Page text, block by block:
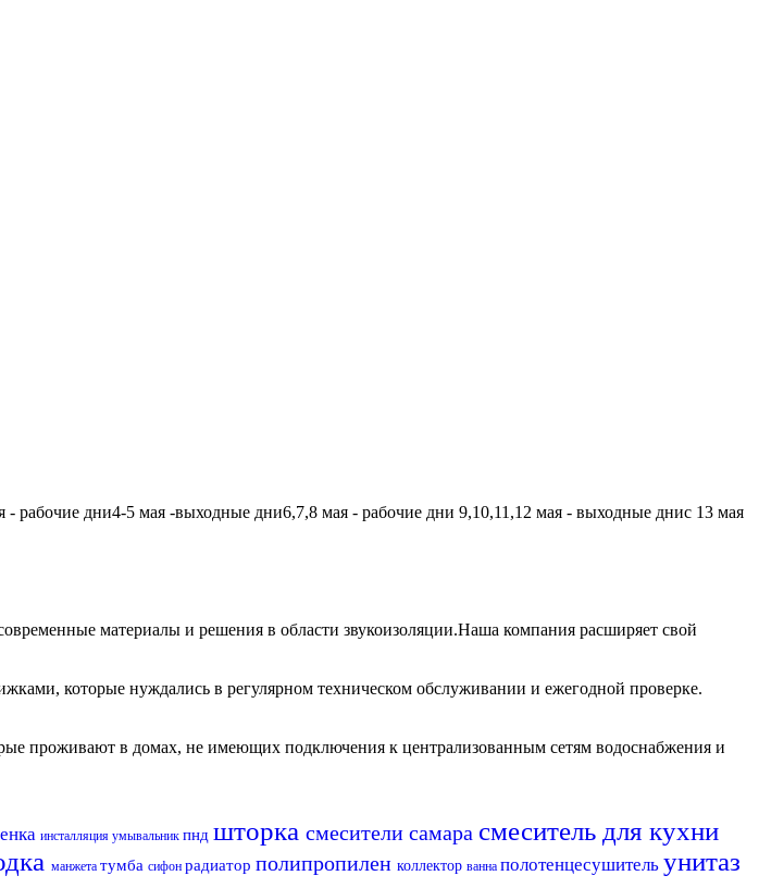
дни4-5 мая -выходные дни6,7,8 мая - рабочие дни 9,10,11,12 мая - выходные днис 13 мая
материалы и решения в области звукоизоляции.Наша компания расширяет свой
которые нуждались в регулярном техническом обслуживании и ежегодной проверке.
проживают в домах, не имеющих подключения к централизованным сетям водоснабжения и
инсталляция умывальник пнд шторка смесители самара смеситель для кухни
манжета тумба сифон радиатор полипропилен коллектор ванна полотенцесушитель унитаз